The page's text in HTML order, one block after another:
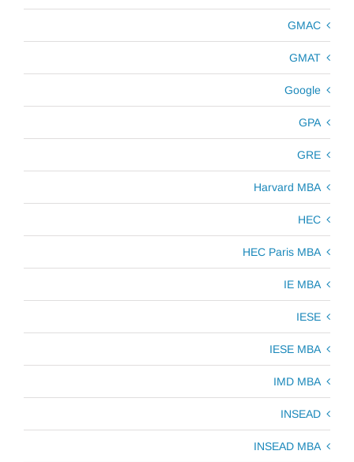
GMAC
GMAT
Google
GPA
GRE
Harvard MBA
HEC
HEC Paris MBA
IE MBA
IESE
IESE MBA
IMD MBA
INSEAD
INSEAD MBA